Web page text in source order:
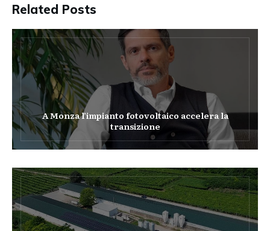
Related Posts
A Monza l’impianto fotovoltaico accelera la
transizione